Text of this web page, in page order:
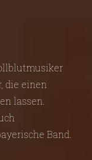
die einen
lassen.
Band.